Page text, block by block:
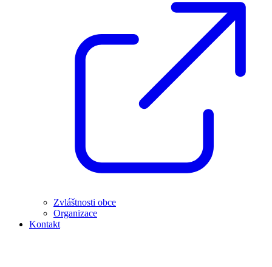
Zvláštnosti obce
Organizace
Kontakt